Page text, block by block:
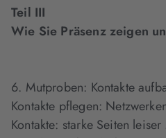
Teil III
Wie Sie Präsenz zeigen
6. Mutproben: Kontakte
Kontakte pflegen:
Kontakte: starke Seiten